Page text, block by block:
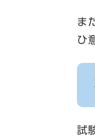
ま
ひ
試